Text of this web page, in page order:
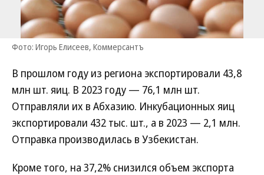
Фото: Игорь Елисеев, Коммерсантъ
В прошлом году из региона экспортировали 43,8
млн шт. яиц. В 2023 году — 76,1 млн шт.
Отправляли их в Абхазию. Инкубационных яиц
экспортировали 432 тыс. шт., а в 2023 — 2,1 млн.
Отправка производилась в Узбекистан.
Кроме того, на 37,2% снизился объем экспорта